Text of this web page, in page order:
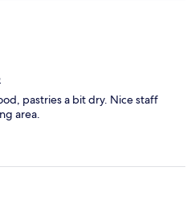
pastries a bit dry. Nice staff
area.